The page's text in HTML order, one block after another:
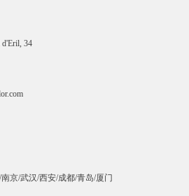
d'Eril, 34
京/武汉/西安/成都/青岛/厦门